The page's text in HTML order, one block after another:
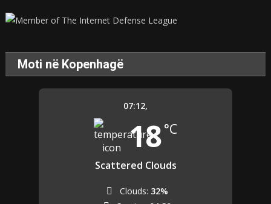
Moti në Kopenhagë
07:12,
18°C
Scattered Clouds
Clouds: 32%